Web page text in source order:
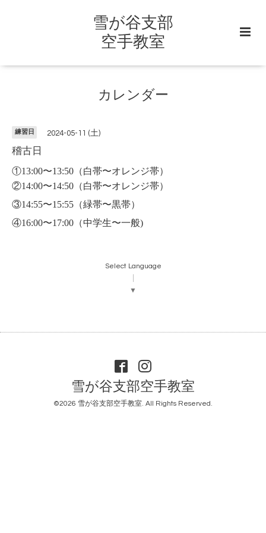
雪が谷支部
空手教室
カレンダー
練習日 2024-05-11 (土)
稽古日
①13:00〜13:50 （白帯〜オレンジ帯）
②14:00〜14:50（白帯〜オレンジ帯）
③14:55〜15:55（緑帯〜黒帯）
④16:00〜17:00（中学生〜一般)
Select Language
▼
雪が谷支部空手教室
©2026 雪が谷支部空手教室. All Rights Reserved.